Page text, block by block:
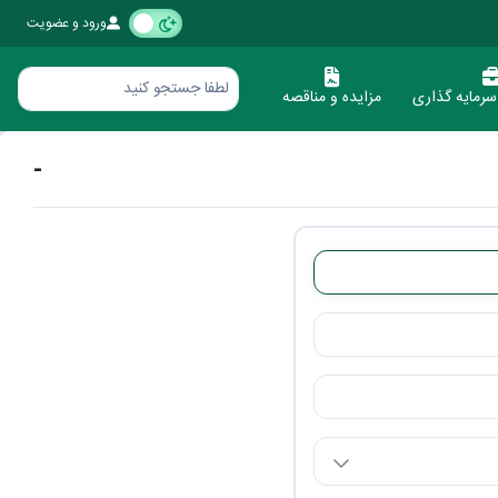
ورود و عضویت
گذاری مزایده و مناقصه
-